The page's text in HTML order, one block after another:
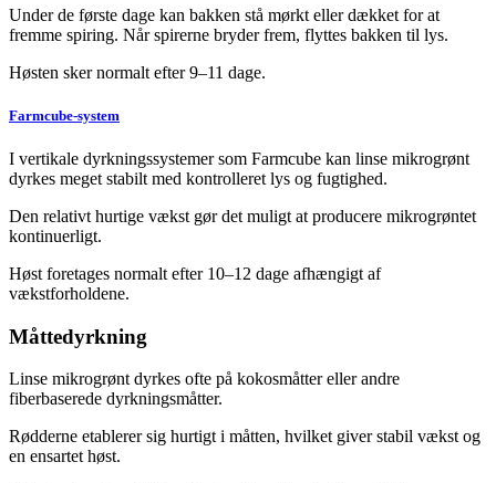
Under de første dage kan bakken stå mørkt eller dækket for at
fremme spiring. Når spirerne bryder frem, flyttes bakken til lys.
Høsten sker normalt efter 9–11 dage.
Farmcube-system
I vertikale dyrkningssystemer som Farmcube kan linse mikrogrønt
dyrkes meget stabilt med kontrolleret lys og fugtighed.
Den relativt hurtige vækst gør det muligt at producere mikrogrøntet
kontinuerligt.
Høst foretages normalt efter 10–12 dage afhængigt af
vækstforholdene.
Måttedyrkning
Linse mikrogrønt dyrkes ofte på kokosmåtter eller andre
fiberbaserede dyrkningsmåtter.
Rødderne etablerer sig hurtigt i måtten, hvilket giver stabil vækst og
en ensartet høst.